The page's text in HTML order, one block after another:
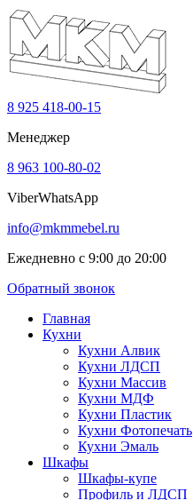
8 925 418-00-15
Менеджер
8 963 100-80-02
ViberWhatsApp
info@mkmmebel.ru
Ежедневно с 9:00 до 20:00
Обратный звонок
Главная
Кухни
Кухни Алвик
Кухни ЛДСП
Кухни Массив
Кухни МДФ
Кухни Пластик
Кухни Фотопечать
Кухни Эмаль
Шкафы
Шкафы-купе
Профиль и ЛДСП